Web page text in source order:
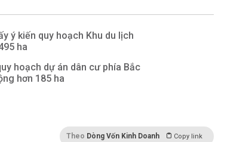
ý kiến quy hoạch Khu du lịch
ha
hoạch dự án dân cư phía Bắc
hơn 185 ha
Theo Dòng Vốn Kinh Doanh Copy link